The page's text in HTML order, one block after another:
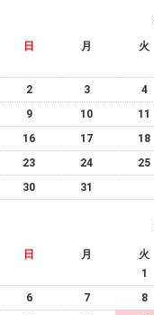
日 月 火
2
3 4
9
10 11
16
17 18
23
24 25
30
31
日 月 火
1
6
7 8